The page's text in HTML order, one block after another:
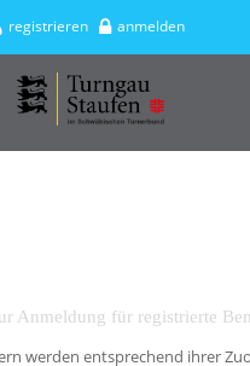
registrieren anmelden
Anmeldung für registrierte
werden entsprechend ihrer